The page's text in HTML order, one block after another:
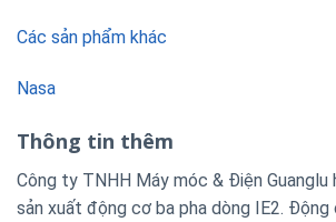
Các sản phẩm khác
Nasa
Thông tin thêm
Công ty TNHH Máy móc & Điện Guanglu
sản xuất động cơ ba pha dòng IE2. Động